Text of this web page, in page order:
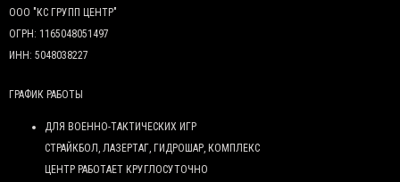
ООО "КС ГРУПП ЦЕНТР"
ОГРН: 1165048051497
ИНН: 5048038227
ГРАФИК РАБОТЫ
ДЛЯ ВОЕННО-ТАКТИЧЕСКИХ ИГР
СТРАЙКБОЛ, ЛАЗЕРТАГ, ГИДРОШАР, КОМПЛЕКС
ЦЕНТР РАБОТАЕТ КРУГЛОСУТОЧНО